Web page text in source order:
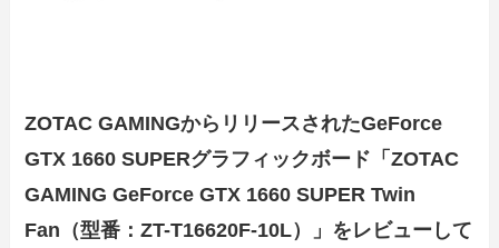
ZOTAC GAMINGからリリースされたGeForce
GTX 1660 SUPERグラフィックボード「ZOTAC
GAMING GeForce GTX 1660 SUPER Twin
Fan（型番：ZT-T16620F-10L）」をレビューして